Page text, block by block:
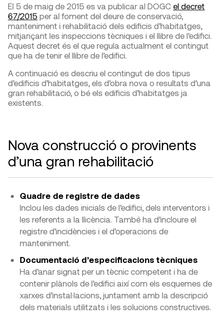
El 5 de maig de 2015 es va publicar al DOGC el decret
67/2015 per al foment del deure de conservació,
manteniment i rehabilitació dels edificis d’habitatges,
mitjançant les inspeccions tècniques i el llibre de l’edifici.
Aquest decret és el que regula actualment el contingut
que ha de tenir el llibre de l’edifici.
A continuació es descriu el contingut de dos tipus
d’edificis d’habitatges, els d’obra nova o resultats d’una
gran rehabilitació, o bé els edificis d’habitatges ja
existents.
Nova construcció o provinents
d’una gran rehabilitació
Quadre de registre de dades
Inclou les dades inicials de l’edifici, dels interventors i
les referents a la llicència. També ha d’incloure el
registre d’incidències i el d’operacions de
manteniment.
Documentació d’especificacions tècniques
​Ha d’anar signat per un tècnic competent i ha de
contenir plànols de l’edifici així com els esquemes de
xarxes d’instal·lacions, juntament amb la descripció
dels materials utilitzats i les solucions constructives.